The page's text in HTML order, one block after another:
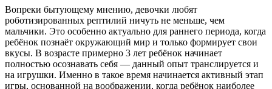
Вопреки бытующему мнению, девочки любят
роботизированных рептилий ничуть не меньше, чем
мальчики. Это особенно актуально для раннего периода, когда
ребёнок познаёт окружающий мир и только формирует свои
вкусы. В возрасте примерно 3 лет ребёнок начинает
полностью осознавать себя — данный опыт транслируется и
на игрушки. Именно в такое время начинается активный этап
игры, основанной на воображении, когда ребёнок наиболее